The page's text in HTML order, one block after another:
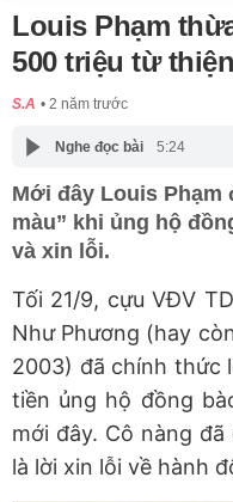
Louis Phạm
500 triệu từ
S.A 2 năm trước
Nghe đọc bài 5:24
Mới đây Louis Phạm
màu” khi ủng hộ
và xin lỗi.
Tối 21/9, cựu VĐV
Như Phương (hay
2003) đã chính thức
tiền ủng hộ đồng
mới đây. Cô nàng
là lời xin lỗi về hành